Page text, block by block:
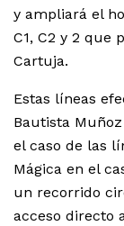
y ampliará el
C1, C2 y 2 que
Cartuja.
Estas líneas
Bautista
el caso de las
Mágica en el
un recorrido
acceso directo